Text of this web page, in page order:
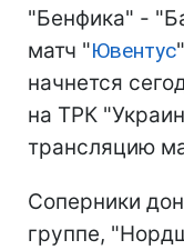
"Бенфика" -
матч "Ювентус
начнется
на ТРК
трансляцию
Соперники
группе,